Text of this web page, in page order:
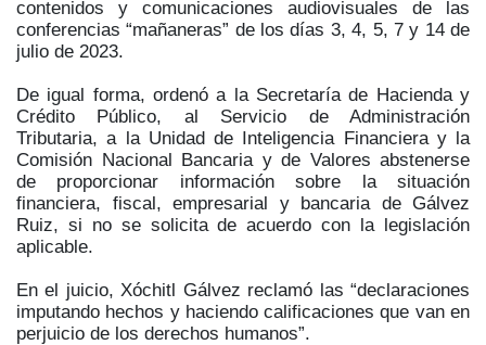
contenidos y comunicaciones audiovisuales de las
conferencias “mañaneras” de los días 3, 4, 5, 7 y 14 de
julio de 2023.
De igual forma, ordenó a la Secretaría de Hacienda y
Crédito Público, al Servicio de Administración
Tributaria, a la Unidad de Inteligencia Financiera y la
Comisión Nacional Bancaria y de Valores abstenerse
de proporcionar información sobre la situación
financiera, fiscal, empresarial y bancaria de Gálvez
Ruiz, si no se solicita de acuerdo con la legislación
aplicable.
En el juicio, Xóchitl Gálvez reclamó las “declaraciones
imputando hechos y haciendo calificaciones que van en
perjuicio de los derechos humanos”.